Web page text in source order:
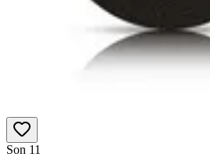
Son 11